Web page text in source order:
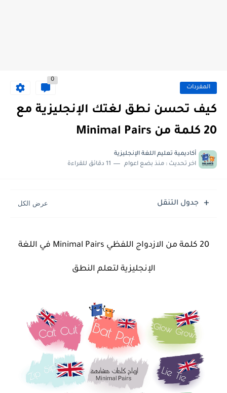
المفردات
0
كيف تحسن نطق لغتك الإنجليزية مع
20 كلمة من Minimal Pairs
أكاديمية تعليم اللغة الإنجليزية
اخر تحديث : منذ بضع اعوام 11 دقائق للقراءة
جدول التنقل
20 كلمة من الازدواج اللفظي Minimal Pairs في اللغة
الإنجليزية لتعلم النطق